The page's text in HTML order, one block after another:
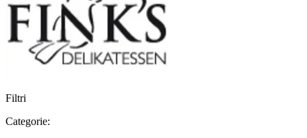
Filtri
Categorie: